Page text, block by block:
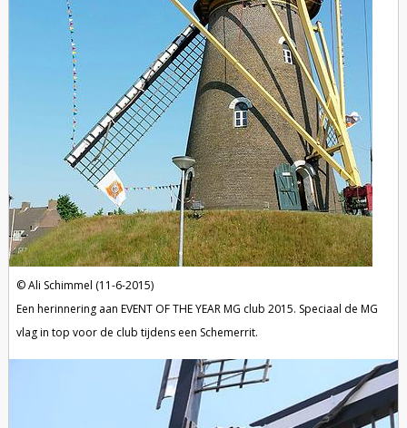
Ali Schimmel (11-6-2015)
Een herinnering aan EVENT OF THE YEAR MG club 2015. Speciaal de MG
vlag in top voor de club tijdens een Schemerrit.